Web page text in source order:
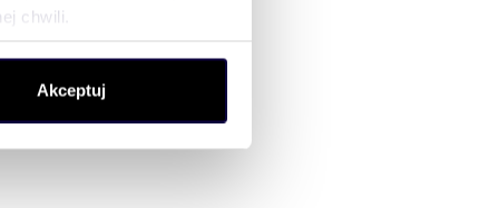
chwili.
społecznościowym,
od Ciebie lub
Akceptuj